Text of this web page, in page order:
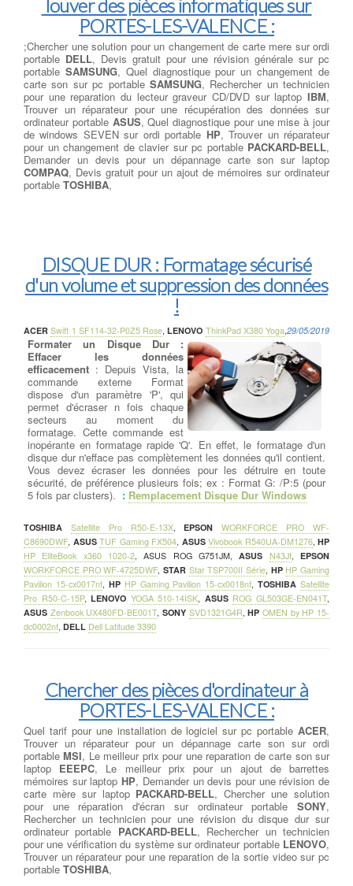
Touver des pièces informatiques sur
PORTES-LES-VALENCE :
;Chercher une solution pour un changement de carte mere sur ordi
portable DELL, Devis gratuit pour une révision générale sur pc
portable SAMSUNG, Quel diagnostique pour un changement de
carte son sur pc portable SAMSUNG, Rechercher un technicien
pour une reparation du lecteur graveur CD/DVD sur laptop IBM,
Trouver un réparateur pour une récupération des données sur
ordinateur portable ASUS, Quel diagnostique pour une mise à jour
de windows SEVEN sur ordi portable HP, Trouver un réparateur
pour un changement de clavier sur pc portable PACKARD-BELL,
Demander un devis pour un dépannage carte son sur laptop
COMPAQ, Devis gratuit pour un ajout de mémoires sur ordinateur
portable TOSHIBA,
DISQUE DUR : Formatage sécurisé
d'un volume et suppression des données
!
29/05/2019
Formater un Disque Dur :
Effacer les données
efficacement : Depuis Vista, la
commande externe Format
dispose d'un paramètre 'P', qui
permet d'écraser n fois chaque
secteurs au moment du
formatage. Cette commande est
inopérante en formatage rapide 'Q'. En effet, le formatage d'un
disque dur n'efface pas complètement les données qu'il contient.
Vous devez écraser les données pour les détruire en toute
sécurité, de préférence plusieurs fois; ex : Format G: /P:5 (pour
5 fois par clusters). : Remplacement Disque Dur Windows
ACER Swift 1 SF114-32-P0Z5 Rose,LENOVO ThinkPad X380 Yoga,
TOSHIBA Satellite Pro R50-E-13X,EPSON
WORKFORCE PRO WF-
C8690DWF, ASUS TUF Gaming FX504, ASUS Vivobook R540UA-DM1276, HP
HP EliteBook x360 1020-2,ASUS ROG G751JM,ASUS N43Jf,EPSON
WORKFORCE PRO WF-4725DWF,STAR Star TSP700II Série, HP HP Gaming
Pavilion 15-cx0017nf, HP HP Gaming Pavilion 15-cx0018nf,TOSHIBA Satellite
Pro R50-C-15P,LENOVO YOGA 510-14ISK, ASUS ROG GL503GE-EN041T,
ASUS Zenbook UX480FD-BE001T,SONY SVD1321G4R,HP OMEN by HP 15-
dc0002nf, DELL Dell Latitude 3390
Chercher des pièces d'ordinateur à
PORTES-LES-VALENCE :
Quel tarif pour une installation de logiciel sur pc portable ACER,
Trouver un réparateur pour un dépannage carte son sur ordi
portableMSI, Le meilleur prix pour une reparation de carte son sur
laptop EEEPC, Le meilleur prix pour un ajout de barrettes
mémoires sur laptop HP, Demander un devis pour une révision de
carte mère sur laptop PACKARD-BELL, Chercher une solution
pour une réparation d'écran sur ordinateur portable SONY,
Rechercher un technicien pour une révision du disque dur sur
ordinateur portable PACKARD-BELL, Rechercher un technicien
pour une vérification du système sur ordinateur portable LENOVO,
Trouver un réparateur pour une reparation de la sortie video sur pc
portable TOSHIBA,